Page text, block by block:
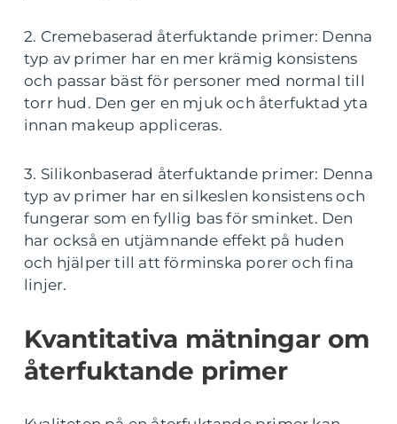
2. Cremebaserad återfuktande primer: Denna
typ av primer har en mer krämig konsistens
och passar bäst för personer med normal till
torr hud. Den ger en mjuk och återfuktad yta
innan makeup appliceras.
3. Silikonbaserad återfuktande primer: Denna
typ av primer har en silkeslen konsistens och
fungerar som en fyllig bas för sminket. Den
har också en utjämnande effekt på huden
och hjälper till att förminska porer och fina
linjer.
Kvantitativa mätningar om
återfuktande primer